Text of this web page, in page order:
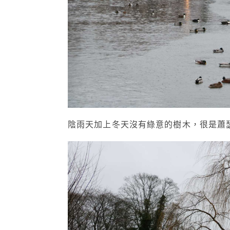
陰雨天加上冬天沒有綠意的樹木， 很是蕭